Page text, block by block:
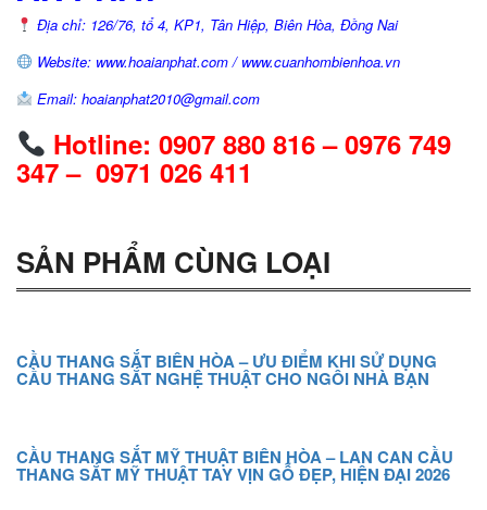
Địa chỉ: 126/76, tổ 4, KP1, Tân Hiệp, Biên Hòa, Đồng Nai
Website: www.hoaianphat.com / www.cuanhombienhoa.vn
Email: hoaianphat2010@gmail.com
Hotline: 0907 880 816 – 0976 749
347 – 0971 026 411
SẢN PHẨM CÙNG LOẠI
CẦU THANG SẮT BIÊN HÒA – ƯU ĐIỂM KHI SỬ DỤNG
CẦU THANG SẮT NGHỆ THUẬT CHO NGÔI NHÀ BẠN
CẦU THANG SẮT MỸ THUẬT BIÊN HÒA – LAN CAN CẦU
THANG SẮT MỸ THUẬT TAY VỊN GỖ ĐẸP, HIỆN ĐẠI 2026